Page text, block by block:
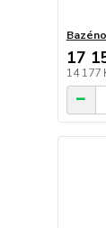
17
14 177